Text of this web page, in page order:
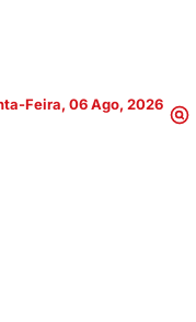
Feira, 06 Ago, 2026